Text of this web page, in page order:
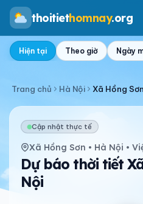
thoitiethomnay.org
Hiện tại Theo giờ Ngày
Trang chủ Hà Nội Xã Hồng Sơn
Cập nhật thực tế
Xã Hồng Sơn • Hà Nội •
Dự báo thời tiết
Nội